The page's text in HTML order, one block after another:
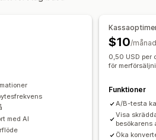
Returspårning
Anpassat varumärke
Lageruppdateringar
Enhetlig inkorg
enkäter
med AI
$10/månad
0,50 USD per
för
Funktioner
A/B-testa
Visa
besökarens
Öka